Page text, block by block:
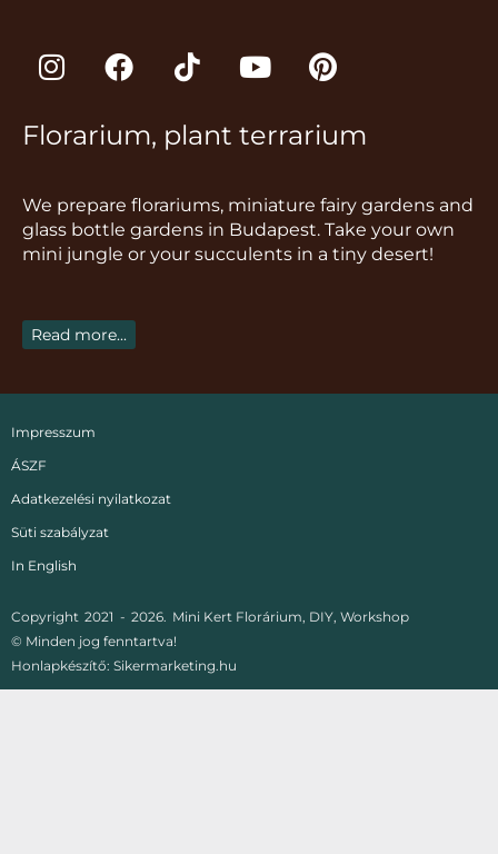
I
n
t
g
r
a
F
a
e
o
o
k
T
i
t
k
Y
o
t
b
e
P
i
t
r
e
s
Florarium, plant terrarium
We prepare florariums, miniature fairy gardens and
glass bottle gardens in Budapest. Take your own
mini jungle or your succulents in a tiny desert!
Read more...
Copyright 2021 - 2026. Mini Kert Florárium, DIY, Workshop
© Minden jog fenntartva!
Honlapkészítő: Sikermarketing.hu
Impresszum
ÁSZF
Adatkezelési nyilatkozat
Süti szabályzat
In English